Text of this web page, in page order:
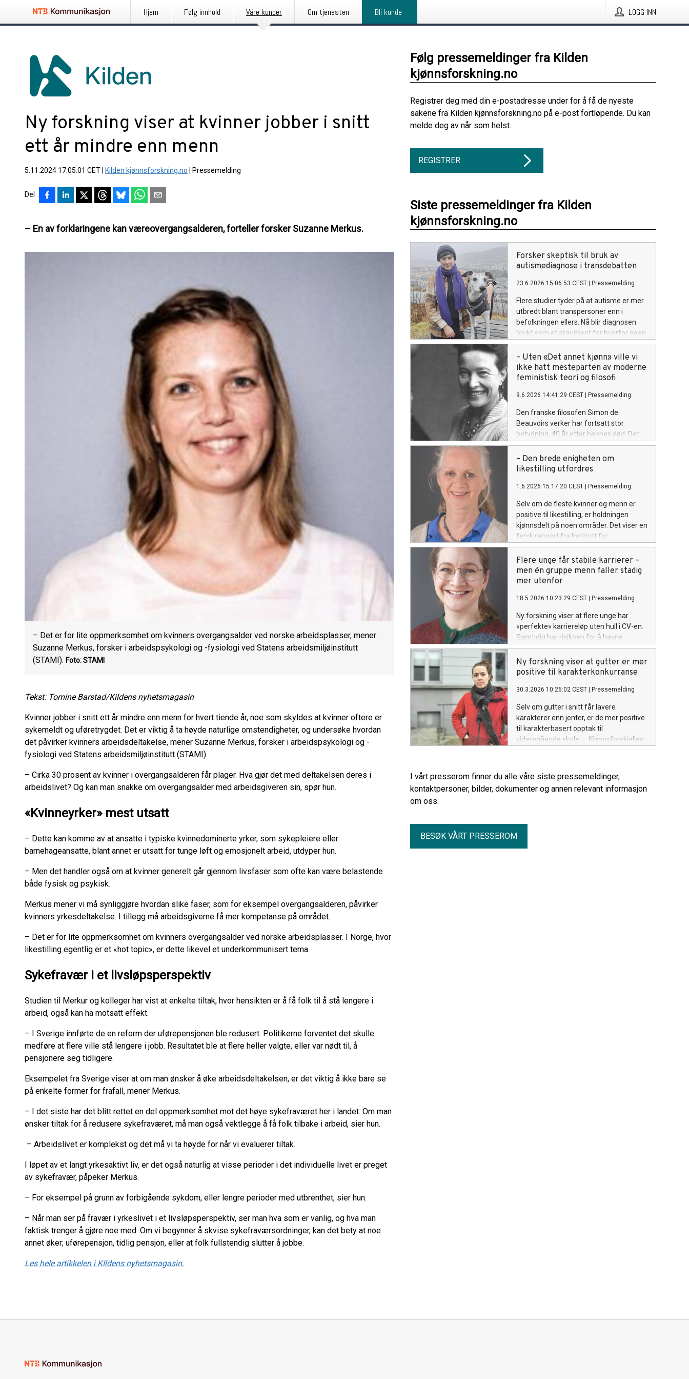
Hjem Følg innhold Våre kunder Om tjenesten Bli kunde LOGG INN
Ny forskning viser at kvinner jobber i snitt
ett år mindre enn menn
5.11.2024 17:05:01 CET Kilden kjønnsforskning.no Pressemelding
Del
– En av forklaringene kan væreovergangsalderen, forteller forsker Suzanne Merkus.
– Det er for lite oppmerksomhet om kvinners overgangsalder ved norske arbeidsplasser, mener
Suzanne Merkus, forsker i arbeidspsykologi og -fysiologi ved Statens arbeidsmiljøinstitutt
(STAMI). Foto: STAMI
Tekst: Tomine Barstad/Kildens nyhetsmagasin
Kvinner jobber i snitt ett år mindre enn menn for hvert tiende år, noe som skyldes at kvinner oftere er
sykemeldt og uføretrygdet. Det er viktig å ta høyde naturlige omstendigheter, og undersøke hvordan
det påvirker kvinners arbeidsdeltakelse, mener Suzanne Merkus, forsker i arbeidspsykologi og -
fysiologi ved Statens arbeidsmiljøinstitutt (STAMI).
– Cirka 30 prosent av kvinner i overgangsalderen får plager. Hva gjør det med deltakelsen deres i
arbeidslivet? Og kan man snakke om overgangsalder med arbeidsgiveren sin, spør hun.
«Kvinneyrker» mest utsatt
– Dette kan komme av at ansatte i typiske kvinnedominerte yrker, som sykepleiere eller
barnehageansatte, blant annet er utsatt for tunge løft og emosjonelt arbeid, utdyper hun.
– Men det handler også om at kvinner generelt går gjennom livsfaser som ofte kan være belastende
både fysisk og psykisk.
Merkus mener vi må synliggjøre hvordan slike faser, som for eksempel overgangsalderen, påvirker
kvinners yrkesdeltakelse. I tillegg må arbeidsgiverne få mer kompetanse på området.
– Det er for lite oppmerksomhet om kvinners overgangsalder ved norske arbeidsplasser. I Norge, hvor
likestilling egentlig er et «hot topic», er dette likevel et underkommunisert tema.
Sykefravær i et livsløpsperspektiv
Studien til Merkur og kolleger har vist at enkelte tiltak, hvor hensikten er å få folk til å stå lengere i
arbeid, også kan ha motsatt effekt.
– I Sverige innførte de en reform der uførepensjonen ble redusert. Politikerne forventet det skulle
medføre at flere ville stå lengere i jobb. Resultatet ble at flere heller valgte, eller var nødt til, å
pensjonere seg tidligere.
Eksempelet fra Sverige viser at om man ønsker å øke arbeidsdeltakelsen, er det viktig å ikke bare se
på enkelte former for frafall, mener Merkus.
– I det siste har det blitt rettet en del oppmerksomhet mot det høye sykefraværet her i landet. Om man
ønsker tiltak for å redusere sykefraværet, må man også vektlegge å få folk tilbake i arbeid, sier hun.
– Arbeidslivet er komplekst og det må vi ta høyde for når vi evaluerer tiltak.
I løpet av et langt yrkesaktivt liv, er det også naturlig at visse perioder i det individuelle livet er preget
av sykefravær, påpeker Merkus.
– For eksempel på grunn av forbigående sykdom, eller lengre perioder med utbrenthet, sier hun.
– Når man ser på fravær i yrkeslivet i et livsløpsperspektiv, ser man hva som er vanlig, og hva man
faktisk trenger å gjøre noe med. Om vi begynner å skvise sykefraværsordninger, kan det bety at noe
annet øker; uførepensjon, tidlig pensjon, eller at folk fullstendig slutter å jobbe.
Les hele artikkelen i KIldens nyhetsmagasin.
Følg pressemeldinger fra Kilden
kjønnsforskning.no
Registrer deg med din e-postadresse under for å få de nyeste
sakene fra Kilden kjønnsforskning.no på e-post fortløpende. Du kan
melde deg av når som helst.
REGISTRER
Siste pressemeldinger fra Kilden
kjønnsforskning.no
Forsker skeptisk til bruk av
autismediagnose i transdebatten
23.6.2026 15:06:53 CEST Pressemelding
Flere studier tyder på at autisme er mer
utbredt blant transpersoner enn i
befolkningen ellers. Nå blir diagnosen
brukt som et argument for hvorfor noen
ikke kan være trans, mener forsker.
– Uten «Det annet kjønn» ville vi
ikke hatt mesteparten av moderne
feministisk teori og filosofi
9.6.2026 14:41:29 CEST Pressemelding
Den franske filosofen Simon de
Beauvoirs verker har fortsatt stor
betydning, 40 år etter hennes død. Det
kom frem på et seminar om dette
verket på Nasjonalbiblioteket, hvor blant
annet Toril Moi, Tove Pettersen og
– Den brede enigheten om
likestilling utfordres
1.6.2026 15:17:20 CEST Pressemelding
Selv om de fleste kvinner og menn er
positive til likestilling, er holdningen
kjønnsdelt på noen områder. Det viser en
fersk rapport fra Institutt for
samfunnsforkning.
Flere unge får stabile karrierer –
men én gruppe menn faller stadig
mer utenfor
18.5.2026 10:23:29 CEST Pressemelding
Ny forskning viser at flere unge har
«perfekte» karriereløp uten hull i CV-en.
Samtidig har risikoen for å havne
utenfor arbeidsmarkedet økt for noen
menn med lav sosial bakgrunn.
Ny forskning viser at gutter er mer
positive til karakterkonkurranse
30.3.2026 10:26:02 CEST Pressemelding
Selv om gutter i snitt får lavere
karakterer enn jenter, er de mer positive
til karakterbasert opptak til
videregående skole. – Kjønnsforskjellen
I vårt presserom finner du alle våre siste pressemeldinger,
kontaktpersoner, bilder, dokumenter og annen relevant informasjon
om oss.
BESØK VÅRT PRESSEROM